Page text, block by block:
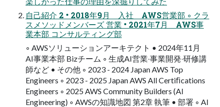
⾃⼰紹介 2 • 2018年9⽉ ⼊社 AWS営業部 ◦ クラ
スメソッドメンバーズ 営業 • 2021年7⽉ AWS事
業本部 コンサルティング部
◦ AWSソリューションアーキテクト • 2024年11⽉
AI事業本部 Bizチーム ◦ ⽣成AI営業‧事業開発‧研修講
師など • その他 ◦ 2023 - 2024 Japan AWS Top
Engineers ◦ 2023 - 2025 Japan AWS All Certiﬁcations
Engineers ◦ 2025 AWS Community Builders (AI
Engineering) ◦ AWSの知識地図 第2章 執筆 • 部署 ◦ AI